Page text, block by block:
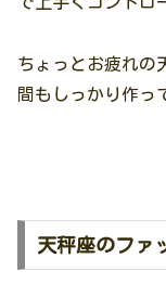
ちょっとお疲れの
間もしっかり作っ
天秤座のファ